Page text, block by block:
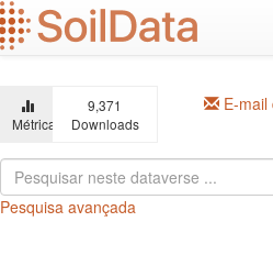
Ir
para
o
principal
Métricas
9,371
Downloads
E-mail
Pesquisa avançada